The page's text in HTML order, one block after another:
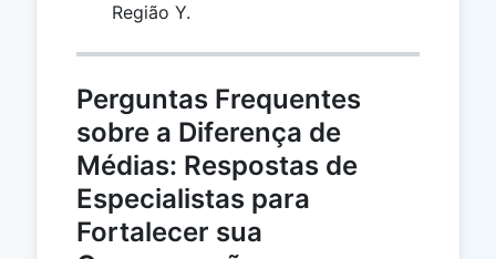
Região Y.
Perguntas Frequentes
sobre a Diferença de
Médias: Respostas de
Especialistas para
Fortalecer sua